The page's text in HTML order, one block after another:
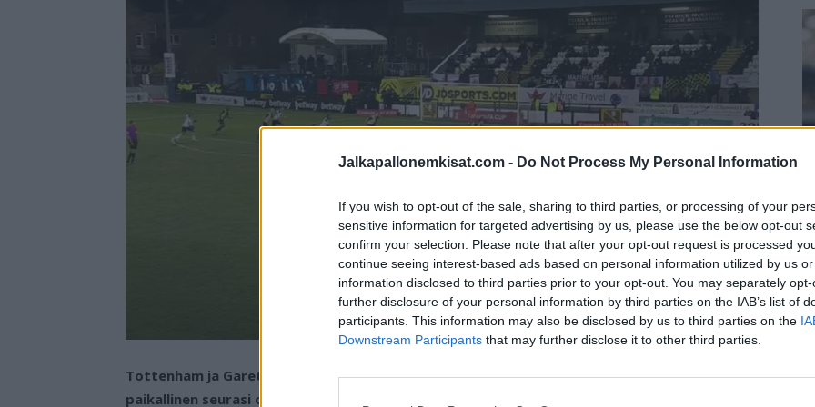
Jalkapallonemkisat.com - Do Not Process My Personal Information
If you wish to opt-out of the sale, sharing to third parties, or processing of your
sensitive information for targeted advertising by us, please use the below opt-out
confirm your selection. Please note that after your opt-out request is processed
continue seeing interest-based ads based on personal information utilized by us
information disclosed to third parties prior to your opt-out. You may separately
further disclosure of your personal information by third parties on the IAB’s list of
participants. This information may also be disclosed by us to third parties on the
Downstream Participants that may further disclose it to other third parties.
Tottenham ja Gareth Bale kohtasivat sunnuntaina Marinen vierasnurmella FA Cupissa. Eräs
paikallinen seurasi ottelua kotoaan ikkunansa kautta.